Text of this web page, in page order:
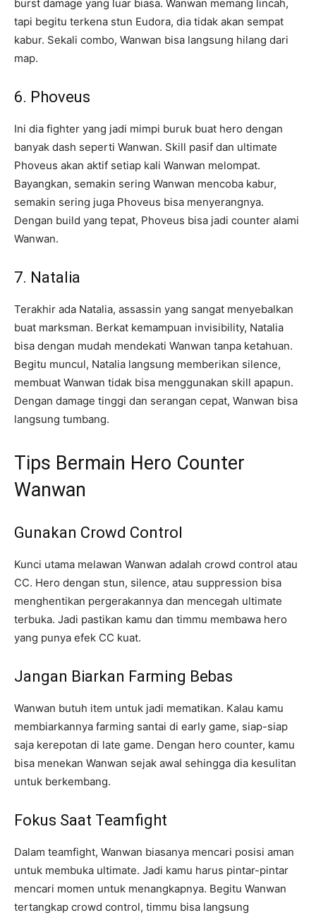
burst damage yang luar biasa. Wanwan memang lincah,
tapi begitu terkena stun Eudora, dia tidak akan sempat
kabur. Sekali combo, Wanwan bisa langsung hilang dari
map.
6. Phoveus
Ini dia fighter yang jadi mimpi buruk buat hero dengan
banyak dash seperti Wanwan. Skill pasif dan ultimate
Phoveus akan aktif setiap kali Wanwan melompat.
Bayangkan, semakin sering Wanwan mencoba kabur,
semakin sering juga Phoveus bisa menyerangnya.
Dengan build yang tepat, Phoveus bisa jadi counter alami
Wanwan.
7. Natalia
Terakhir ada Natalia, assassin yang sangat menyebalkan
buat marksman. Berkat kemampuan invisibility, Natalia
bisa dengan mudah mendekati Wanwan tanpa ketahuan.
Begitu muncul, Natalia langsung memberikan silence,
membuat Wanwan tidak bisa menggunakan skill apapun.
Dengan damage tinggi dan serangan cepat, Wanwan bisa
langsung tumbang.
Tips Bermain Hero Counter
Wanwan
Gunakan Crowd Control
Kunci utama melawan Wanwan adalah crowd control atau
CC. Hero dengan stun, silence, atau suppression bisa
menghentikan pergerakannya dan mencegah ultimate
terbuka. Jadi pastikan kamu dan timmu membawa hero
yang punya efek CC kuat.
Jangan Biarkan Farming Bebas
Wanwan butuh item untuk jadi mematikan. Kalau kamu
membiarkannya farming santai di early game, siap-siap
saja kerepotan di late game. Dengan hero counter, kamu
bisa menekan Wanwan sejak awal sehingga dia kesulitan
untuk berkembang.
Fokus Saat Teamfight
Dalam teamfight, Wanwan biasanya mencari posisi aman
untuk membuka ultimate. Jadi kamu harus pintar-pintar
mencari momen untuk menangkapnya. Begitu Wanwan
tertangkap crowd control, timmu bisa langsung